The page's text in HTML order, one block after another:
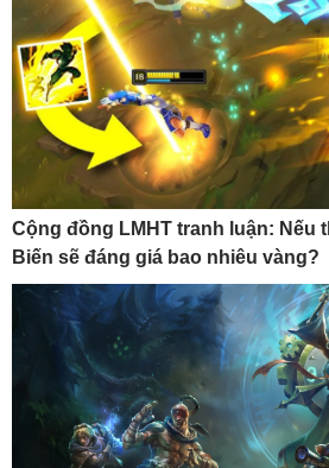
Cộng đồng LMHT tranh luận: Nếu
Biến sẽ đáng giá bao nhiêu vàng?